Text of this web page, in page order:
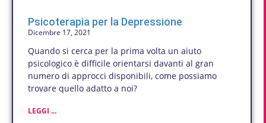
Psicoterapia per la Depressione
Dicembre 17, 2021
Quando si cerca per la prima volta un aiuto
psicologico è difficile orientarsi davanti al gran
numero di approcci disponibili, come possiamo
trovare quello adatto a noi?
LEGGI ...